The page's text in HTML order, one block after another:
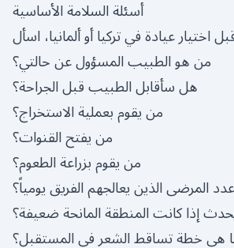
أسئلة السلامة الأساسية
من هو الطبيب المسؤول عن حالتي؟
هل سأقابل الطبيب قبل الجراحة؟
من يقوم بعملية الاستخراج؟
من يفتح القنوات؟
من يقوم بزراعة الطعوم؟
المرضى الذين يعالجهم الفريق يومياً؟
إذا كانت المنطقة المانحة ضعيفة؟
هي خطة تساقط الشعر في المستقبل؟